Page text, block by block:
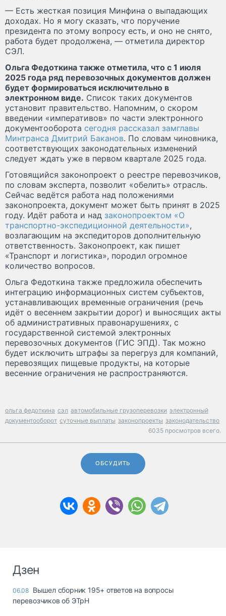
— Есть жесткая позиция Минфина о выпадающих
доходах. Но я могу сказать, что поручение
президента по этому вопросу есть, и оно не снято,
работа будет продолжена, — отметила директор
СЭЛ.
Ольга Федоткина также отметила, что с 1 июля
2025 года ряд перевозочных документов должен
будет формироваться исключительно в
электронном виде. Список таких документов
установит правительство. Напомним, о скором
введении «императивов» по части электронного
документооборота сегодня рассказал замглавы
Минтранса Дмитрий Баканов. По словам чиновника,
соответствующих законодательных изменений
следует ждать уже в первом квартале 2025 года.
Готовящийся законопроект о реестре перевозчиков,
по словам эксперта, позволит «обелить» отрасль.
Сейчас ведётся работа над положениями
законопроекта, документ может быть принят в 2025
году. Идёт работа и над законопроектом «О
транспортно-экспедиционной деятельности»,
возлагающим на экспедиторов дополнительную
ответственность. Законопроект, как пишет
«Транспорт и логистика», породил огромное
количество вопросов.
Ольга Федоткина также предложила обеспечить
интеграцию информационных систем субъектов,
устанавливающих временные ограничения (речь
идёт о весеннем закрытии дорог) и выносящих акты
об административных правонарушениях, с
государственной системой электронных
перевозочных документов (ГИС ЭПД). Так можно
будет исключить штрафы за перегруз для компаний,
перевозящих пищевые продукты, на которые
весенние ограничения не распространяются.
ольга федоткина сэл автомобильные грузоперевозки электронный
документооборот суточные выплаты законопроекты законодательство
6035 просмотров всего.
ОБСУДИТЬ
Дзен
06.08 Вышел сборник 195+ ответов на вопросы
перевозчиков об ЭТрН